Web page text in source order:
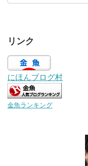
リンク
にほんブログ村
金魚ランキング